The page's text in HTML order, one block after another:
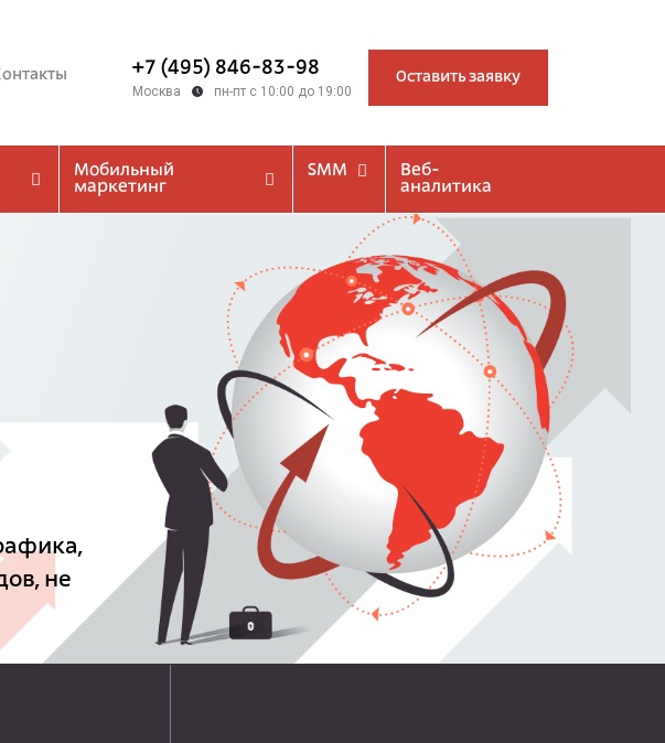
+7 (495) 846-83-98
Москва пн-пт с 10:00 до 19:00
Оставить заявку
Мобильный
маркетинг
SMM
Веб-
аналитика
не